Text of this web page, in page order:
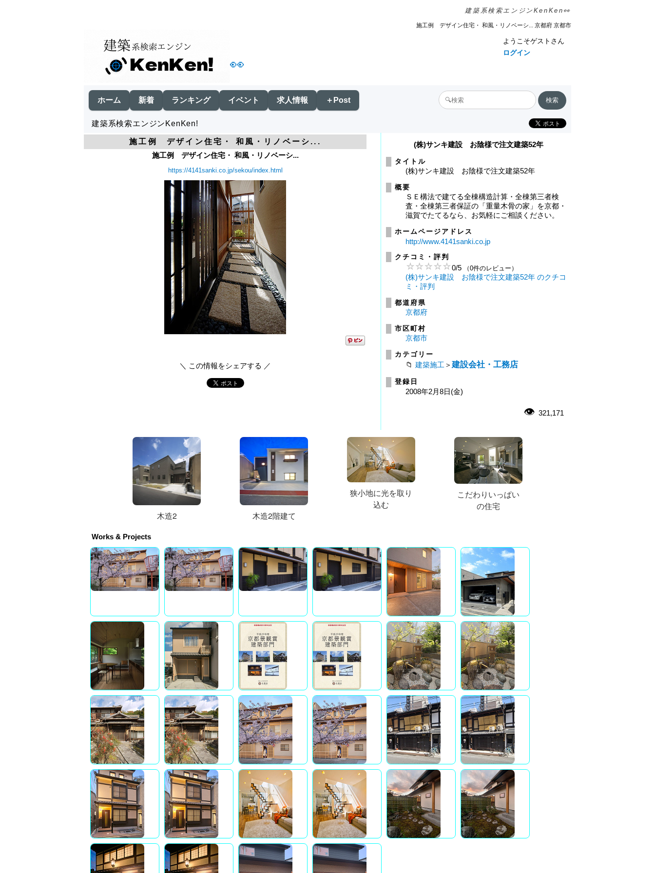
建築系検索エンジンKenKen👀
施工例 デザイン住宅・ 和風・リノベーシ... 京都府 京都市
👀
ようこそゲストさん
ログイン
ホーム 新着 ランキング イベント 求人情報 ＋Post
建築系検索エンジンKenKen!
施工例 デザイン住宅・ 和風・リノベーシ...
施工例 デザイン住宅・ 和風・リノベーシ...
https://4141sanki.co.jp/sekou/index.html
＼ この情報をシェアする ／
(株)サンキ建設 お陰様で注文建築52年
タイトル
(株)サンキ建設 お陰様で注文建築52年
概要
ＳＥ構法で建てる全棟構造計算・全棟第三者検
査・全棟第三者保証の「重量木骨の家」を京都・
滋賀でたてるなら、お気軽にご相談ください。
ホームページアドレス
http://www.4141sanki.co.jp
クチコミ・評判
0/5 （0件のレビュー）
(株)サンキ建設 お陰様で注文建築52年 のクチコ
ミ・評判
都道府県
京都府
市区町村
京都市
カテゴリー
建築施工＞ 建設会社・工務店
登録日
2008年2月8日(金)
321,171
木造2 木造2階建て
狭小地に光を取り
込む
こだわりいっぱい
の住宅
Works & Projects